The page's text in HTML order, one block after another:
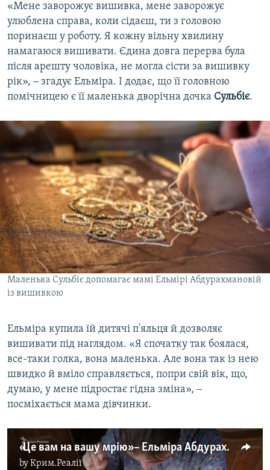
«Мене заворожує вишивка, мене заворожує
улюблена справа, коли сідаєш, ти з головою
поринаєш у роботу. Я кожну вільну хвилину
намагаюся вишивати. Єдина довга перерва була
після арешту чоловіка, не могла сісти за вишивку
рік», ‒ згадує Ельміра. І додає, що її головною
помічницею є її маленька дворічна дочка Сульбіє.
Маленька Сульбіє допомагає мамі Ельмірі Абдурахмановій
із вишивкою
Ельміра купила їй дитячі п'яльця й дозволяє
вишивати під наглядом. «Я спочатку так боялася,
все-таки голка, вона маленька. Але вона так із нею
швидко й вміло справляється, попри свій вік, що,
думаю, у мене підростає гідна зміна», ‒
посміхається мама дівчинки.
«Це вам на вашу мрію» – Ельміра Абдурахманова про національну кримськотатарську вишивку (відео)
byКрим.Реалії